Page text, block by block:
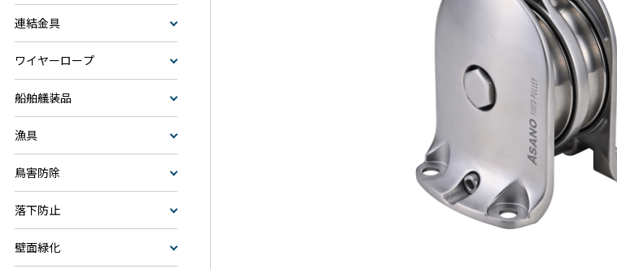
連結金具
ワイヤーロープ
船舶艤装品
漁具
鳥害防除
落下防止
壁面緑化